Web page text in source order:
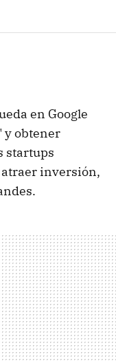
en Google
y obtener
startups
atraer inversión,